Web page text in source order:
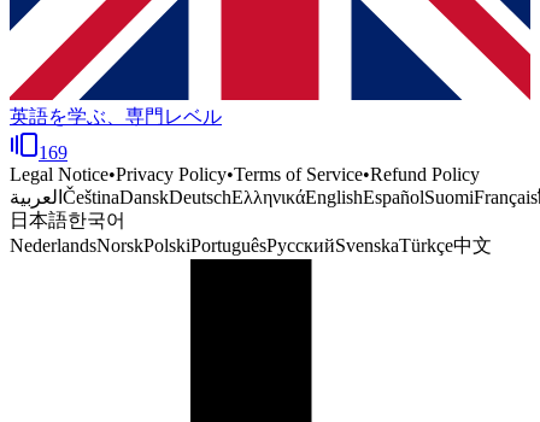
英語を学ぶ、専門レベル
169
Legal Notice•Privacy Policy•Terms of Service•Refund Policy
العربية ČeštinaDanskDeutschΕλληνικάEnglishEspañolSuomiFrançais
日本語한국어
NederlandsNorskPolskiPortuguêsРусскийSvenskaTürkçe中文